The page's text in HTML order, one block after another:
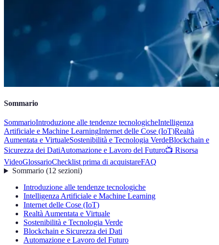
Sommario
SommarioIntroduzione alle tendenze tecnologicheIntelligenza
Artificiale e Machine LearningInternet delle Cose (IoT)Realtà
Aumentata e VirtualeSostenibilità e Tecnologia VerdeBlockchain e
Sicurezza dei DatiAutomazione e Lavoro del Futuro📺 Risorsa
VideoGlossarioChecklist prima di acquistareFAQ
Sommario(12 sezioni)
Introduzione alle tendenze tecnologiche
Intelligenza Artificiale e Machine Learning
Internet delle Cose (IoT)
Realtà Aumentata e Virtuale
Sostenibilità e Tecnologia Verde
Blockchain e Sicurezza dei Dati
Automazione e Lavoro del Futuro